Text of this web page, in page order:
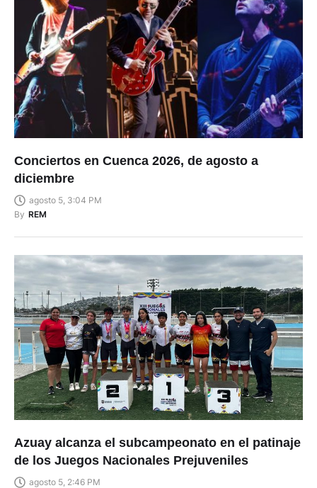
Conciertos en Cuenca 2026, de agosto a
diciembre
agosto 5, 3:04 PM
By REM
Azuay alcanza el subcampeonato en el patinaje
de los Juegos Nacionales Prejuveniles
agosto 5, 2:46 PM